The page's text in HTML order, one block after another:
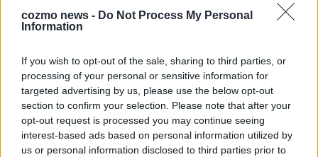
cozmo news - Do Not Process My Personal
Information
If you wish to opt-out of the sale, sharing to third parties, or
processing of your personal or sensitive information for
targeted advertising by us, please use the below opt-out
section to confirm your selection. Please note that after your
opt-out request is processed you may continue seeing
interest-based ads based on personal information utilized by
us or personal information disclosed to third parties prior to
CHECK UNS AUF FACEBOOK